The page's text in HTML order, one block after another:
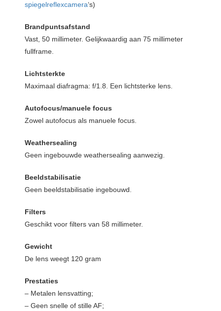
spiegelreflexcamera‘s)
Brandpuntsafstand
Vast, 50 millimeter. Gelijkwaardig aan 75 millimeter
fullframe.
Lichtsterkte
Maximaal diafragma: f/1.8. Een lichtsterke lens.
Autofocus/manuele focus
Zowel autofocus als manuele focus.
Weathersealing
Geen ingebouwde weathersealing aanwezig.
Beeldstabilisatie
Geen beeldstabilisatie ingebouwd.
Filters
Geschikt voor filters van 58 millimeter.
Gewicht
De lens weegt 120 gram
Prestaties
– Metalen lensvatting;
– Geen snelle of stille AF;